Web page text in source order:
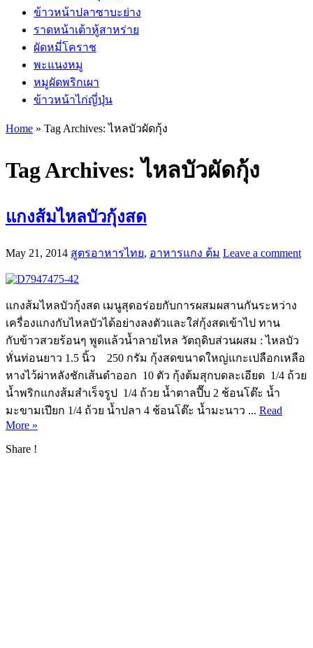
ข้าวหน้าปลาซาบะย่าง
ราดหน้าเต้าหู้สาหร่าย
ผัดหมี่โคราช
พะแนงหมู
หมูผัดพริกเผา
ข้าวหน้าไก่ญี่ปุ่น
Home » Tag Archives: ไหลบัวผัดกุ้ง
Tag Archives:ไหลบัวผัดกุ้ง
แกงส้มไหลบัวกุ้งสด
May 21, 2014 สูตรอาหารไทย, อาหารแกง ต้ม Leave a comment
แกงส้มไหลบัวกุ้งสด เมนูสุดอร่อยกับการผสมผสานกันระหว่าง
เครื่องแกงกับไหลบัวได้อย่างลงตัวและใส่กุ้งสดเข้าไป ทาน
กับข้าวสวยร้อนๆ พูดแล้วน้ำลายไหล วัตถุดิบส่วนผสม : ไหลบัว
หั่นท่อนยาว 1.5 นิ้ว 250 กรัม กุ้งสดขนาดใหญ่แกะเปลือกเหลือ
หางไว้ผ่าหลังชักเส้นดำออก 10 ตัว กุ้งต้มสุกบดละเอียด 1/4 ถ้วย
น้ำพริกแกงส้มสำเร็จรูป 1/4 ถ้วย น้ำตาลปี๊บ 2 ช้อนโต๊ะ น้ำ
มะขามเปียก 1/4 ถ้วย น้ำปลา 4 ช้อนโต๊ะ น้ำมะนาว ... Read
More »
Share !